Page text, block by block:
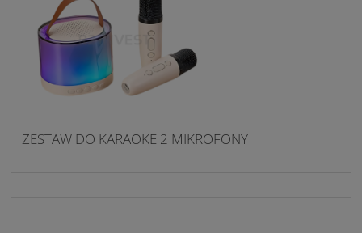
ZESTAW DO KARAOKE 2 MIKROFONY